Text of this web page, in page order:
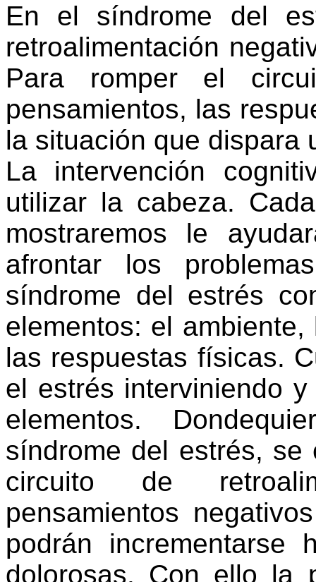
En el síndrome del
retroalimentación
Para romper el
pensamientos, las
la situación que dispara
La intervención
utilizar la cabeza.
mostraremos le
afrontar los
síndrome del estrés
elementos: el
las respuestas físicas.
el estrés interviniendo
elementos.
síndrome del estrés, se
circuito de
pensamientos
podrán incrementarse
dolorosas. Con ello la